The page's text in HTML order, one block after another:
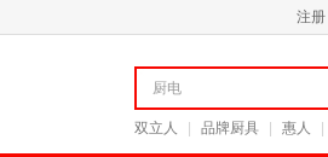
注册
双立人 品牌厨具 惠人